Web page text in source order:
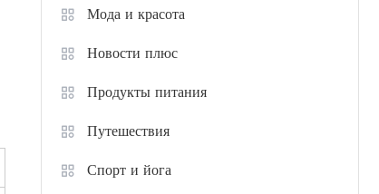
Мода и красота
Новости плюс
Продукты питания
Путешествия
Спорт и йога